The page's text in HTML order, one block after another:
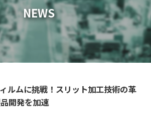
NEWS
ルムに挑戦！スリット加工技術の革
開発を加速